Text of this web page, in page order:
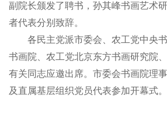
副院长颁发了聘书，孙其峰书画艺术
者代表分别致辞。
各民主党派市委会、农工党中央
书画院、农工党北京东方书画研究院
有关同志应邀出席。市委会书画院理
及直属基层组织党员代表参加开幕式。